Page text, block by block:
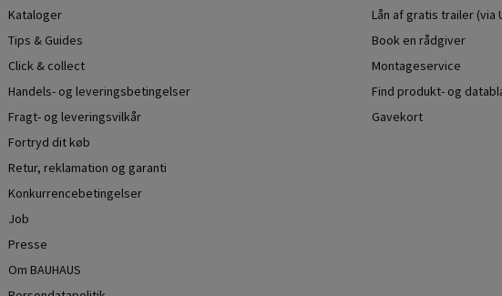
Kataloger
Tips & Guides
Click & collect
Handels- og leveringsbetingelser
Fragt- og leveringsvilkår
Fortryd dit køb
Retur, reklamation og garanti
Konkurrencebetingelser
Job
Presse
Om BAUHAUS
Lån af gratis trailer (via
Book en rådgiver
Montageservice
Find produkt- og
Gavekort